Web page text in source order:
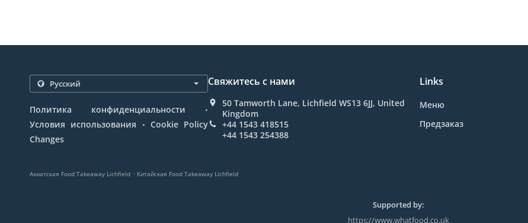
Политика конфиденциальности .
Условия использования . Cookie Policy
Changes
Свяжитесь с нами
50 Tamworth Lane, Lichfield WS13 6JJ, United
Kingdom
+44 1543 418515
+44 1543 254388
Links
Меню
Предзаказ
Азиатская Food Takeaway Lichfield . Китайская Food Takeaway Lichfield
Supported by:
https://www.whatfood.co.uk